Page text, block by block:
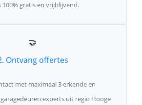
100% gratis en vrijblijvend.
🤝
Ontvang offertes
met maximaal 3 erkende en
experts uit regio Hooge